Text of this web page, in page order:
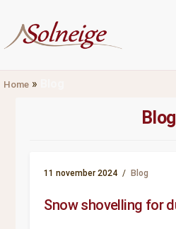
content
Home »
Blog
11 november 2024 Blog
Snow shovelling for